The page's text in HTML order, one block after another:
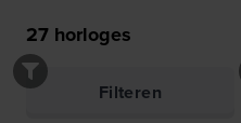
27 horloges
Filteren